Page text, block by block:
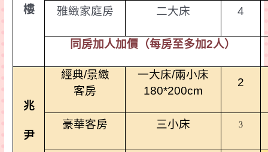
樓 雅緻家庭房 二大床 4
同房加人加價（每房至多加2人）
兆
尹
經典/景緻
客房
一大床/兩小床
180*200cm
2
豪華客房 三小床 3